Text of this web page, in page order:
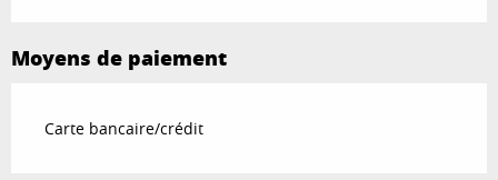
Moyens de paiement
Carte bancaire/crédit